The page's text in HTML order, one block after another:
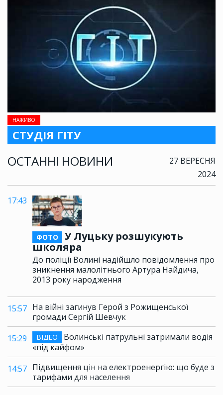
НАЖИВО
СТУДІЯ ГІТУ
ОСТАННІ НОВИНИ
27 ВЕРЕСНЯ
2024
17:43
ФОТО
У Луцьку розшукують
школяра
До поліції Волині надійшло повідомлення про
зникнення малолітнього Артура Найдича,
2013 року народження
15:57 На війні загинув Герой з Рожищенської
громади Сергій Шевчук
15:29
ВІДЕО
Волинські патрульні затримали водія
«під кайфом»
14:57 Підвищення цін на електроенергію: що буде з
тарифами для населення